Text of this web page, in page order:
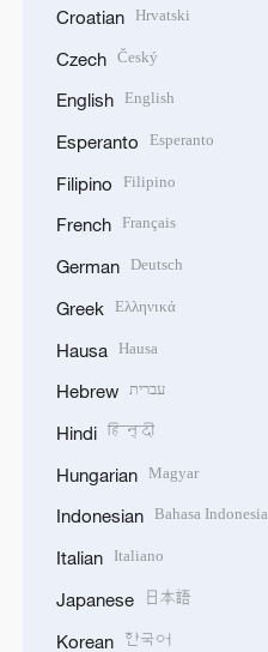
Croatian Hrvatski
Czech Český
English English
Esperanto Esperanto
Filipino Filipino
French Français
German Deutsch
Greek Ελληνικά
Hausa Hausa
Hebrew עברית
Hindi हिन्दी
Hungarian Magyar
Indonesian Bahasa Indonesia
Italian Italiano
Japanese 日本語
Korean 한국어